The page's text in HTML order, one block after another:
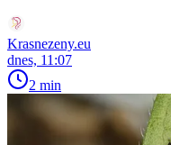
Krasnezeny.eu
dnes, 11:07
2 min